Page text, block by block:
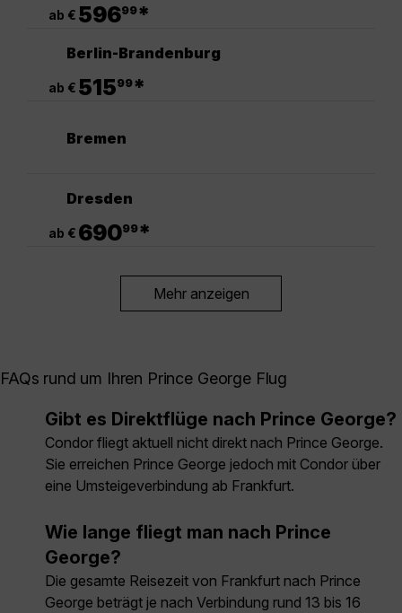
ab € 59699*
Berlin-Brandenburg
ab € 51599*
Bremen
Dresden
ab € 69099*
Mehr anzeigen
FAQs rund um Ihren Prince George Flug
Gibt es Direktflüge nach Prince George?
Condor fliegt aktuell nicht direkt nach Prince George.
Sie erreichen Prince George jedoch mit Condor über
eine Umsteigeverbindung ab Frankfurt.
Wie lange fliegt man nach Prince
George?
Die gesamte Reisezeit von Frankfurt nach Prince
George beträgt je nach Verbindung rund 13 bis 16